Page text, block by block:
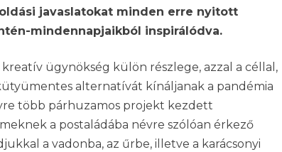
javaslatokat minden erre nyitott
mindennapjaikból inspirálódva.
ügynökség külön részlege, azzal a céllal,
alternatívát kínáljanak a pandémia
több párhuzamos projekt kezdett
a postaládába névre szólóan érkező
a vadonba, az űrbe, illetve a karácsonyi